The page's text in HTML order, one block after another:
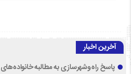
آخرین اخبار
پاسخ راه‌وشهرسازی به مطالبه